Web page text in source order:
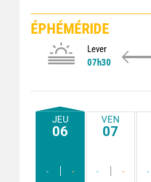
ÉPHÉMÉRIDE
Lever
07h30
JEU
06
- -
VEN
07
- - -